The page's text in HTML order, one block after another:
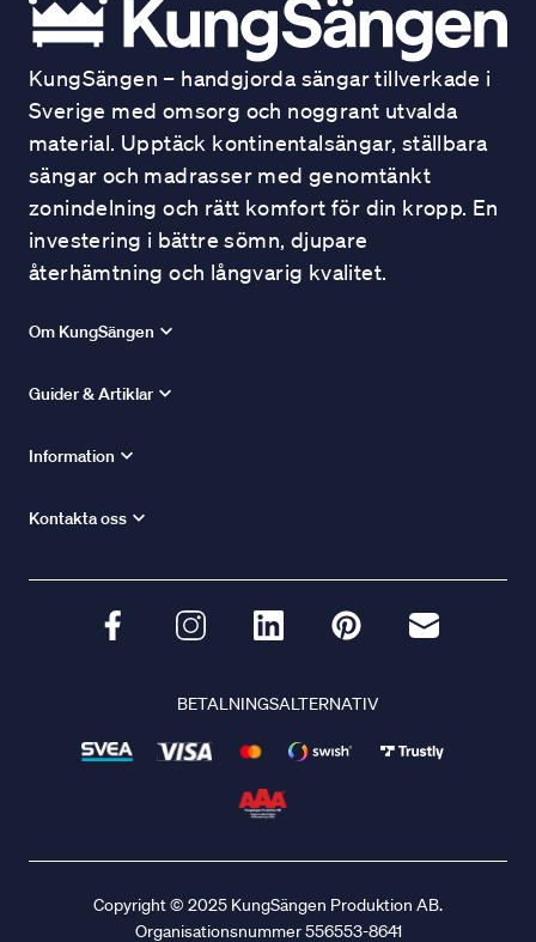
KungSängen – handgjorda sängar tillverkade i
Sverige med omsorg och noggrant utvalda
material. Upptäck kontinentalsängar, ställbara
sängar och madrasser med genomtänkt
zonindelning och rätt komfort för din kropp. En
investering i bättre sömn, djupare
återhämtning och långvarig kvalitet.
Om KungSängen
Guider & Artiklar
Information
Kontakta oss
BETALNINGSALTERNATIV
Copyright © 2025 KungSängen Produktion AB.
Organisationsnummer 556553-8641